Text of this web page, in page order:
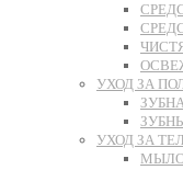
УХОД ЗА
УХОД ЗА
МЫЛО